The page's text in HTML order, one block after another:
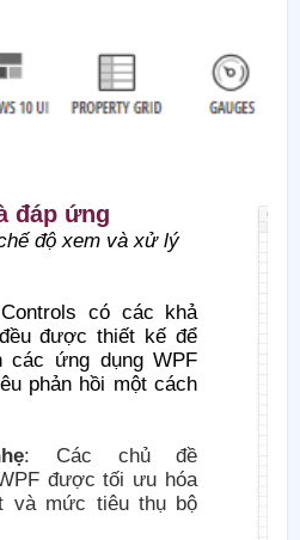
đáp ứng
độ xem và xử lý
có các khả
được thiết kế để
các ứng dụng WPF
phản hồi một cách
: Các chủ đề
được tối ưu hóa
và mức tiêu thụ bộ